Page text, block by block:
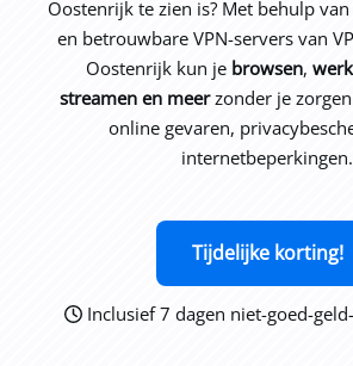
Oostenrijk te zien is? Met behulp
en betrouwbare VPN-servers van
Oostenrijk kun je browsen,
streamen en meerzonder je
online gevaren,
internetbeperkingen.
Tijdelijke korting!
Inclusief 7 dagen niet-goed-